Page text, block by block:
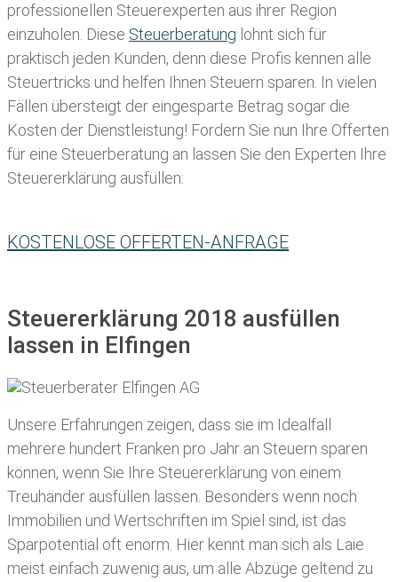
professionellen Steuerexperten aus ihrer Region
einzuholen. Diese Steuerberatung lohnt sich für
praktisch jeden Kunden, denn diese Profis kennen alle
Steuertricks und helfen Ihnen Steuern sparen. In vielen
Fällen übersteigt der eingesparte Betrag sogar die
Kosten der Dienstleistung! Fordern Sie nun Ihre Offerten
für eine Steuerberatung an lassen Sie den Experten Ihre
Steuererklärung ausfüllen:
KOSTENLOSE OFFERTEN-ANFRAGE
Steuererklärung 2018 ausfüllen
lassen in Elfingen
Unsere Erfahrungen zeigen, dass sie im Idealfall
mehrere hundert Franken pro Jahr an Steuern sparen
können, wenn Sie Ihre Steuererklärung von einem
Treuhänder ausfüllen lassen . Besonders wenn noch
Immobilien und Wertschriften im Spiel sind, ist das
Sparpotential oft enorm. Hier kennt man sich als Laie
meist einfach zuwenig aus, um alle Abzüge geltend zu